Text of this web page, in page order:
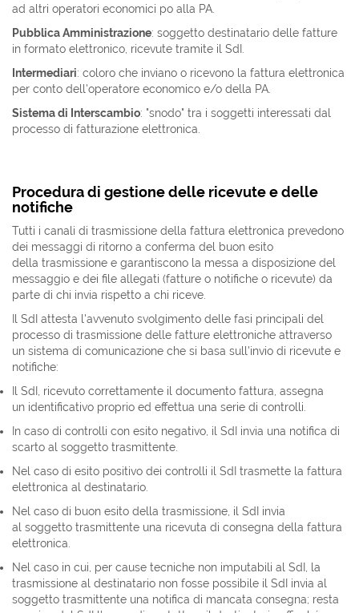
ad altri operatori economici po alla PA.
Pubblica Amministrazione: soggetto destinatario delle fatture
in formato elettronico, ricevute tramite il SdI.
Intermediari: coloro che inviano o ricevono la fattura elettronica
per conto dell'operatore economico e/o della PA.
Sistema di Interscambio: "snodo" tra i soggetti interessati dal
processo di fatturazione elettronica.
Procedura di gestione delle ricevute e delle
notifiche
Tutti i canali di trasmissione della fattura elettronica prevedono
dei messaggi di ritorno a conferma del buon esito
della trasmissione e garantiscono la messa a disposizione del
messaggio e dei file allegati (fatture o notifiche o ricevute) da
parte di chi invia rispetto a chi riceve.
Il SdI attesta l'avvenuto svolgimento delle fasi principali del
processo di trasmissione delle fatture elettroniche attraverso
un sistema di comunicazione che si basa sull'invio di ricevute e
notifiche:
Il SdI, ricevuto correttamente il documento fattura, assegna
un identificativo proprio ed effettua una serie di controlli.
In caso di controlli con esito negativo, il SdI invia una notifica di
scarto al soggetto trasmittente.
Nel caso di esito positivo dei controlli il SdI trasmette la fattura
elettronica al destinatario.
Nel caso di buon esito della trasmissione, il SdI invia
al soggetto trasmittente una ricevuta di consegna della fattura
elettronica.
Nel caso in cui, per cause tecniche non imputabili al SdI, la
trasmissione al destinatario non fosse possibile il SdI invia al
soggetto trasmittente una notifica di mancata consegna; resta